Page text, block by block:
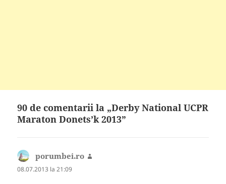
90 de comentarii la „Derby National UCPR
Maraton Donets’k 2013”
porumbei.ro
08.07.2013 la 21:09